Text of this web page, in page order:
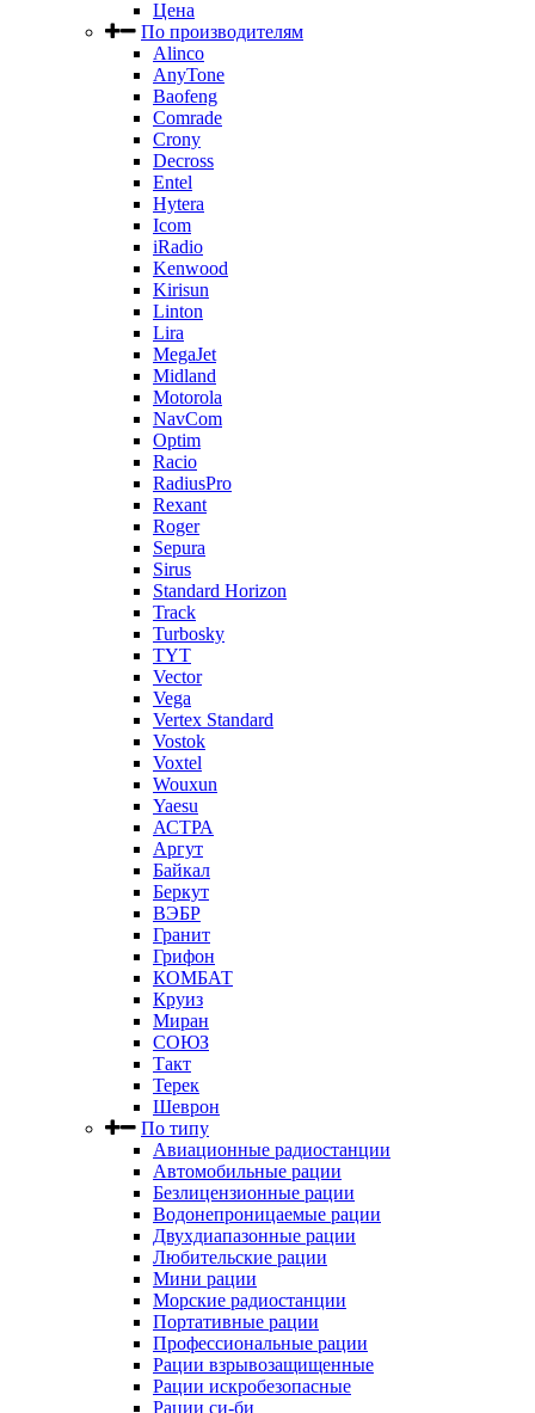
Цена
По производителям
Alinco
AnyTone
Baofeng
Comrade
Crony
Decross
Entel
Hytera
Icom
iRadio
Kenwood
Kirisun
Linton
Lira
MegaJet
Midland
Motorola
NavCom
Optim
Racio
RadiusPro
Rexant
Roger
Sepura
Sirus
Standard Horizon
Track
Turbosky
TYT
Vector
Vega
Vertex Standard
Vostok
Voxtel
Wouxun
Yaesu
АСТРА
Аргут
Байкал
Беркут
ВЭБР
Гранит
Грифон
КОМБАТ
Круиз
Миран
СОЮЗ
Такт
Терек
Шеврон
По типу
Авиационные радиостанции
Автомобильные рации
Безлицензионные рации
Водонепроницаемые рации
Двухдиапазонные рации
Любительские рации
Мини рации
Морские радиостанции
Портативные рации
Профессиональные рации
Рации взрывозащищенные
Рации искробезопасные
Рации си-би